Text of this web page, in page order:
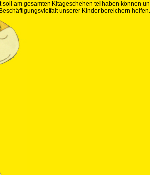
soll am gesamten Kitageschehen teilhaben können
unserer Kinder bereichern helfen.